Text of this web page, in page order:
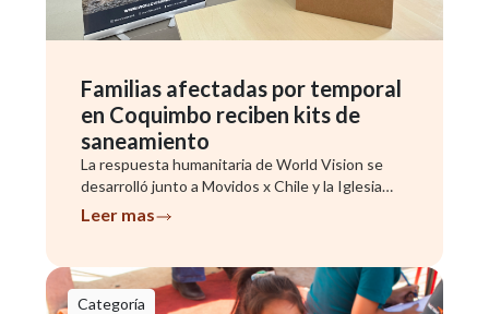
Familias afectadas por temporal
en Coquimbo reciben kits de
saneamiento
La respuesta humanitaria de World Vision se
desarrolló junto a Movidos x Chile y la Iglesia
Metodista, con foco en familias de la zona alta
Leer mas
Categoría